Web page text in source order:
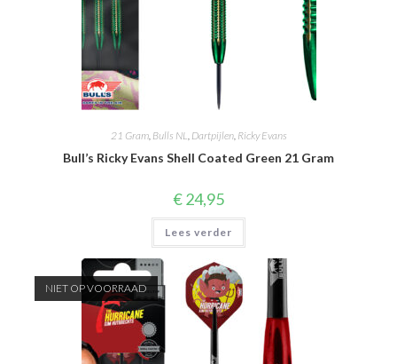
21 Gram, Bulls NL Dartpijlen, Ricky Evans
Bull’s Ricky Evans Shell Coated Green 21 Gram
€24,95
Lees verder
NIET OP VOORRAAD